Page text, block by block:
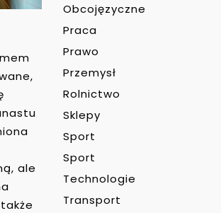
ale
Obcojęzyczne
Praca
Prawo
Przemysł
Rolnictwo
Sklepy
Sport
Sport
Technologie
Transport